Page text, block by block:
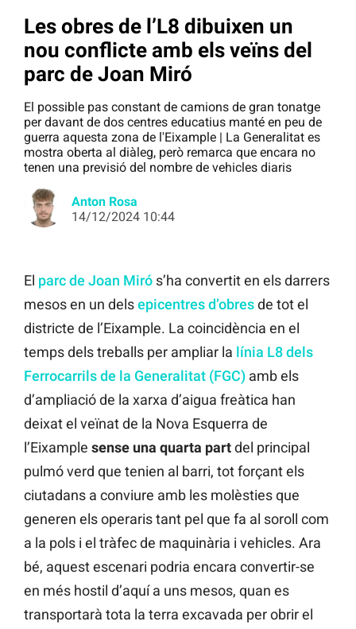
Les obres de l’L8 dibuixen un
nou conflicte amb els veïns del
parc de Joan Miró
El possible pas constant de camions de gran tonatge
per davant de dos centres educatius manté en peu de
guerra aquesta zona de l'Eixample | La Generalitat es
mostra oberta al diàleg, però remarca que encara no
tenen una previsió del nombre de vehicles diaris
Anton Rosa
14/12/2024 10:44
El parc de Joan Miró s’ha convertit en els darrers
mesos en un delsepicentres d’obresde tot el
districte de l’Eixample. La coincidència en el
temps dels treballs per ampliar la línia L8 dels
Ferrocarrils de la Generalitat (FGC) amb els
d’ampliació de la xarxa d’aigua freàtica han
deixat el veïnat de la Nova Esquerra de
l’Eixample sense una quarta partdel principal
pulmó verd que tenien al barri, tot forçant els
ciutadans a conviure amb les molèsties que
generen els operaris tant pel que fa al soroll com
a la pols i el tràfec de maquinària i vehicles. Ara
bé, aquest escenari podria encara convertir-se
en més hostil d’aquí a uns mesos, quan es
transportarà tota la terra excavada per obrir el